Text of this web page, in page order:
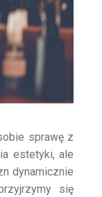
sprawę z
estetyki, ale
dynamicznie
się